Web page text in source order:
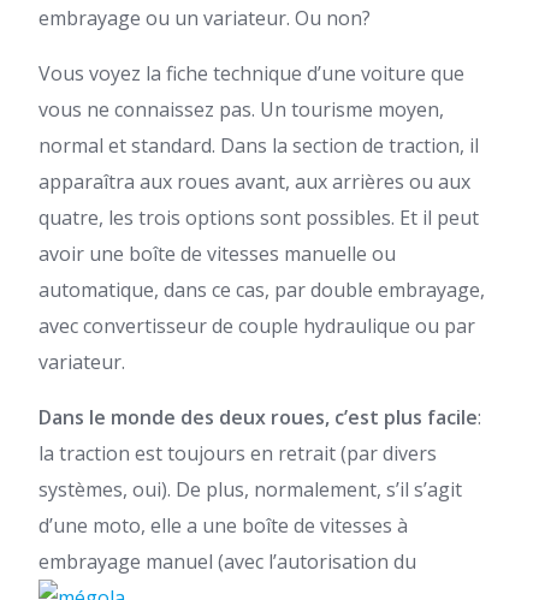
embrayage ou un variateur. Ou non?
Vous voyez la fiche technique d’une voiture que
vous ne connaissez pas. Un tourisme moyen,
normal et standard. Dans la section de traction, il
apparaîtra aux roues avant, aux arrières ou aux
quatre, les trois options sont possibles. Et il peut
avoir une boîte de vitesses manuelle ou
automatique, dans ce cas, par double embrayage,
avec convertisseur de couple hydraulique ou par
variateur.
Dans le monde des deux roues, c’est plus facile:
la traction est toujours en retrait (par divers
systèmes, oui). De plus, normalement, s’il s’agit
d’une moto, elle a une boîte de vitesses à
embrayage manuel (avec l’autorisation du